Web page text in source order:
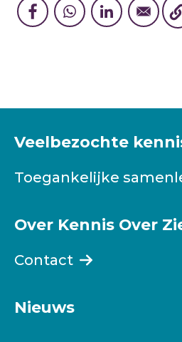
Veelbezochte
Toegankelijke
Over Kennis Over
Contact
Nieuws